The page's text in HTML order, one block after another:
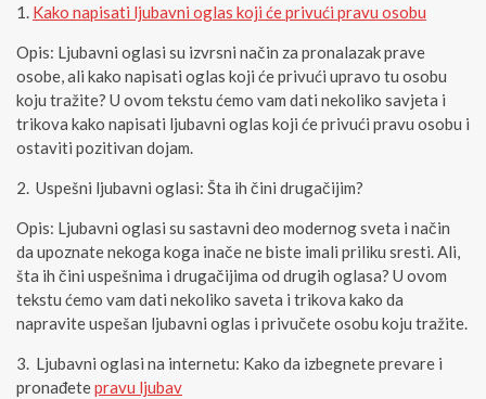
Kako napisati ljubavni oglas koji će privući pravu osobu
Opis: Ljubavni oglasi su izvrsni način za pronalazak prave
osobe, ali kako napisati oglas koji će privući upravo tu osobu
koju tražite? U ovom tekstu ćemo vam dati nekoliko savjeta i
trikova kako napisati ljubavni oglas koji će privući pravu osobu i
ostaviti pozitivan dojam.
Uspešni ljubavni oglasi: Šta ih čini drugačijim?
Opis: Ljubavni oglasi su sastavni deo modernog sveta i način
da upoznate nekoga koga inače ne biste imali priliku sresti. Ali,
šta ih čini uspešnima i drugačijima od drugih oglasa? U ovom
tekstu ćemo vam dati nekoliko saveta i trikova kako da
napravite uspešan ljubavni oglas i privučete osobu koju tražite.
Ljubavni oglasi na internetu: Kako da izbegnete prevare i
pronađetepravu ljubav